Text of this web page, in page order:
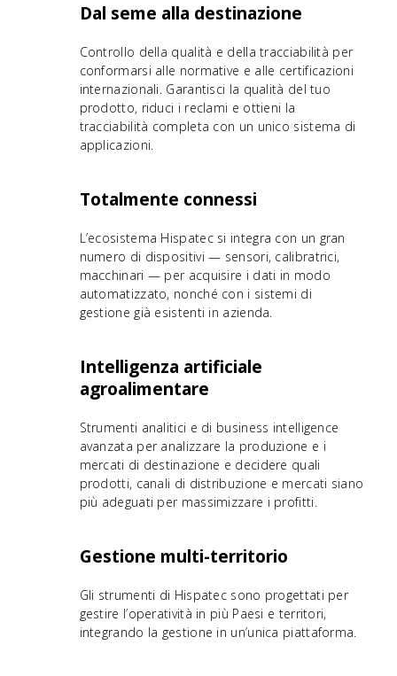
Dal seme alla destinazione
Controllo della qualità e della tracciabilità per
conformarsi alle normative e alle certificazioni
internazionali. Garantisci la qualità del tuo
prodotto, riduci i reclami e ottieni la
tracciabilità completa con un unico sistema di
applicazioni.
Totalmente connessi
L’ecosistema Hispatec si integra con un gran
numero di dispositivi — sensori, calibratrici,
macchinari — per acquisire i dati in modo
automatizzato, nonché con i sistemi di
gestione già esistenti in azienda.
Intelligenza artificiale
agroalimentare
Strumenti analitici e di business intelligence
avanzata per analizzare la produzione e i
mercati di destinazione e decidere quali
prodotti, canali di distribuzione e mercati siano
più adeguati per massimizzare i profitti.
Gestione multi-territorio
Gli strumenti di Hispatec sono progettati per
gestire l’operatività in più Paesi e territori,
integrando la gestione in un’unica piattaforma.